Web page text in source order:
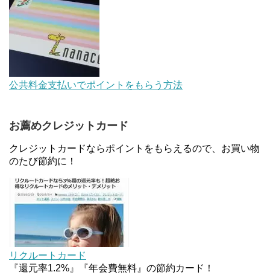
【解決】マリオットボンヴォイにログインできな
い、パスワード変更不可の原因はコレでした。
au Pay等に等価交換できる「えらべるギフト」がフ
ァミリマートとミニストップで登場！WAON1%還
JCBカードWでApple Pay追加時のナビダイヤル
0570を回避する方法
住信SBIネット銀行のデビットカードPoint＋で最大
2%還元！V NEOバンクデビットとどっちが良い？
条件などまとめ
マイナンバーカードの点字っている？デメリット3
公共料金支払いでポイントをもらう方法
お薦めクレジットカード
クレジットカードならポイントをもらえるので、お買い物
のたび節約に！
リクルートカード
『還元率1.2%』『年会費無料』の節約カード！